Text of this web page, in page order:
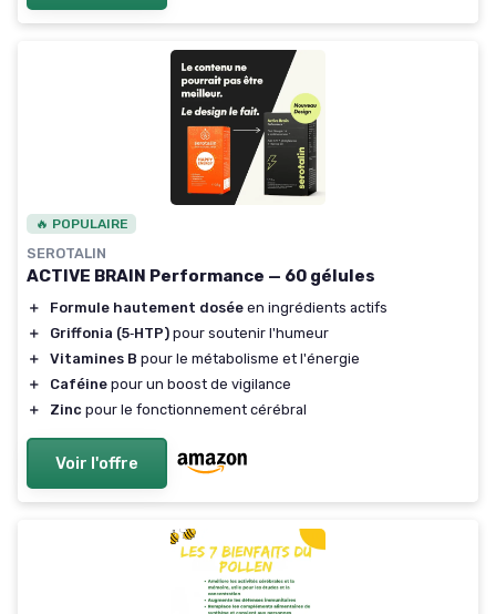
🔥 POPULAIRE
SEROTALIN
ACTIVE BRAIN Performance — 60 gélules
＋ Formule hautement dosée en ingrédients actifs
＋
Griffonia (5‑HTP) pour soutenir l'humeur
＋
Vitamines B pour le métabolisme et l'énergie
＋
Caféine pour un boost de vigilance
＋
Zinc pour le fonctionnement cérébral
Voir l'offre